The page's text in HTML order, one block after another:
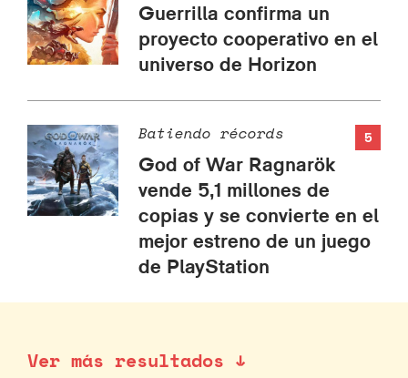
Guerrilla confirma un
proyecto cooperativo en el
universo de Horizon
5
Batiendo récords
God of War Ragnarök
vende 5,1 millones de
copias y se convierte en el
mejor estreno de un juego
de PlayStation
Ver más resultados ↓